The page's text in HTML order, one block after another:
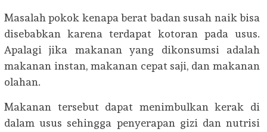
Masalah pokok kenapa berat badan susah naik bisa
disebabkan karena terdapat kotoran pada usus.
Apalagi jika makanan yang dikonsumsi adalah
makanan instan, makanan cepat saji, dan makanan
olahan.
Makanan tersebut dapat menimbulkan kerak di
dalam usus sehingga penyerapan gizi dan nutrisi